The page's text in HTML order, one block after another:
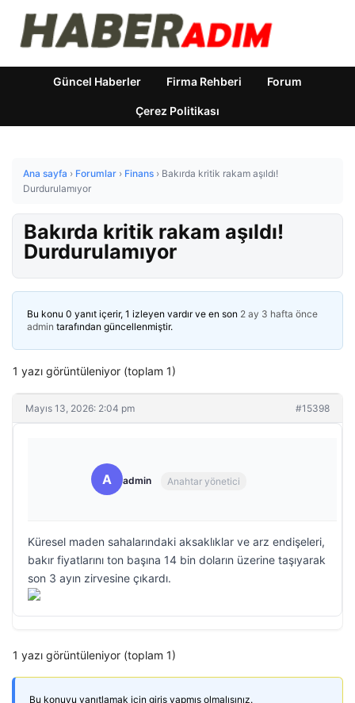
Güncel Haberler Firma Rehberi Forum
Çerez Politikası
Ana sayfa › Forumlar › Finans › Bakırda kritik rakam aşıldı!
Durdurulamıyor
Bakırda kritik rakam aşıldı!
Durdurulamıyor
Bu konu 0 yanıt içerir, 1 izleyen vardır ve en son 2 ay 3 hafta önce
admin tarafından güncellenmiştir.
1 yazı görüntüleniyor (toplam 1)
Mayıs 13, 2026: 2:04 pm #15398
A admin Anahtar yönetici
Küresel maden sahalarındaki aksaklıklar ve arz endişeleri,
bakır fiyatlarını ton başına 14 bin doların üzerine taşıyarak
son 3 ayın zirvesine çıkardı.
1 yazı görüntüleniyor (toplam 1)
Bu konuyu yanıtlamak için giriş yapmış olmalısınız.